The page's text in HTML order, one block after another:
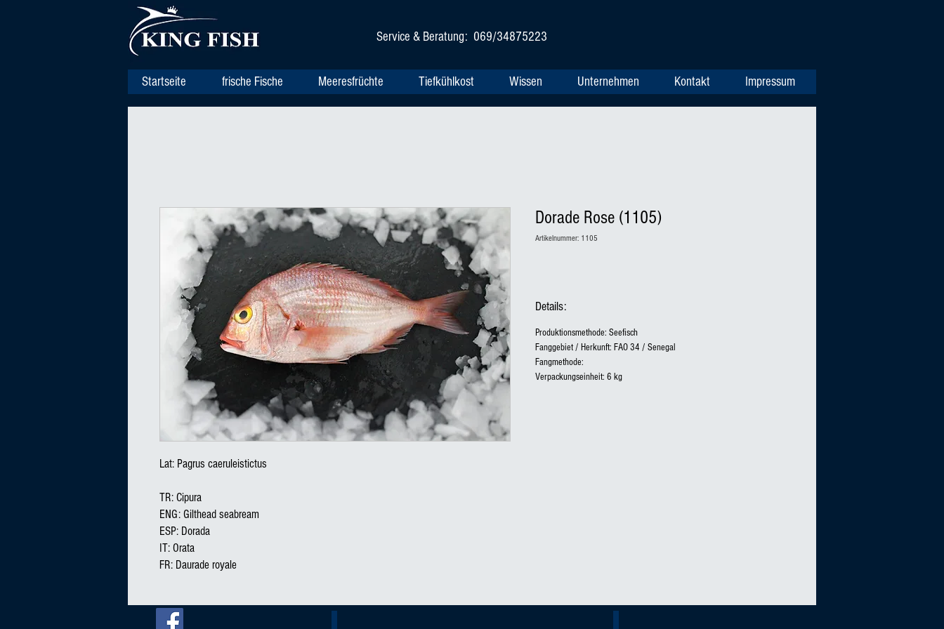
Startseite frische Fische Meeresfrüchte Tiefkühlkost Wissen Unternehmen Kontakt Impressum
Service & Beratung: 069/34875223
Lat: Pagrus caeruleistictus
TR: Cipura
ENG: Gilthead seabream
ESP: Dorada
IT: Orata
FR: Daurade royale
Dorade Rose (1105)
Artikelnummer: 1105
Details:
Produktionsmethode: Seefisch
Fanggebiet / Herkunft: FAO 34 / Senegal
Fangmethode:
Verpackungseinheit: 6 kg